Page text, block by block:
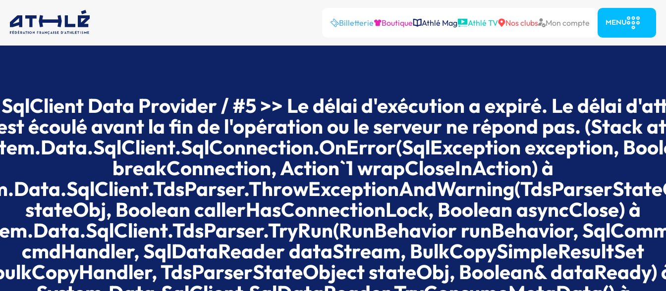
Billetterie Boutique Athlé Mag Athlé TV Nos clubs Mon compte MENU
Data Provider / #5 >> Le délai d'exécution a expiré. Le délai
écoulé avant la fin de l'opération ou le serveur ne répond pas. (Stack
exception,
breakConnection, Action`1 wrapCloseInAction) à
stateObj, Boolean callerHasConnectionLock, Boolean asyncClose) à
runBehavior,
cmdHandler, SqlDataReader dataStream, BulkCopySimpleResultSet
TdsParserStateObject stateObj, Boolean& dataReady)